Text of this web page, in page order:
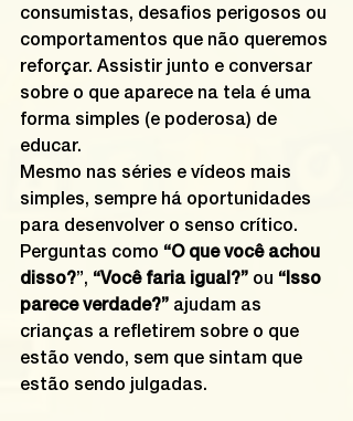
consumistas, desafios perigosos ou
comportamentos que não queremos
reforçar. Assistir junto e conversar
sobre o que aparece na tela é uma
forma simples (e poderosa) de
educar.
Mesmo nas séries e vídeos mais
simples, sempre há oportunidades
para desenvolver o senso crítico.
Perguntas como “O que você achou
disso?”, “Você faria igual?” ou “Isso
parece verdade?” ajudam as
crianças a refletirem sobre o que
estão vendo, sem que sintam que
estão sendo julgadas.